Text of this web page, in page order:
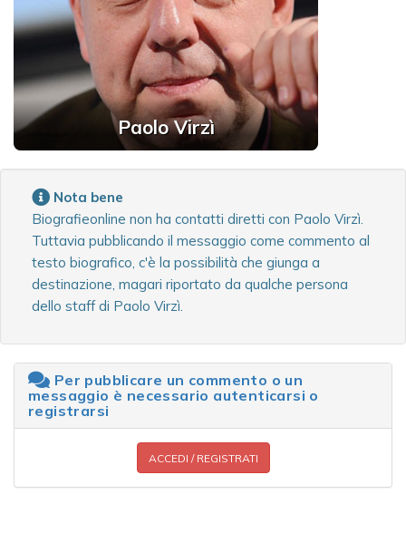
Paolo Virzì
Nota bene
Biografieonline non ha contatti diretti con Paolo Virzì.
Tuttavia pubblicando il messaggio come commento al
testo biografico, c'è la possibilità che giunga a
destinazione, magari riportato da qualche persona
dello staff di Paolo Virzì.
Per pubblicare un commento o un
messaggio è necessario autenticarsi o
registrarsi
ACCEDI / REGISTRATI